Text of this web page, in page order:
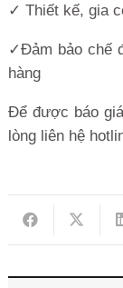
✓ Thiết kế, gia
✓Đảm bảo chế
hàng
Để được báo
lòng liên hệ